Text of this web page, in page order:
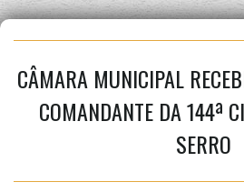
CÂMARA MUNICIPAL
COMANDANTE DA 144ª
SERRO